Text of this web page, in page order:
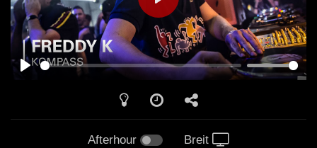
PLAY
Afterhour Breit